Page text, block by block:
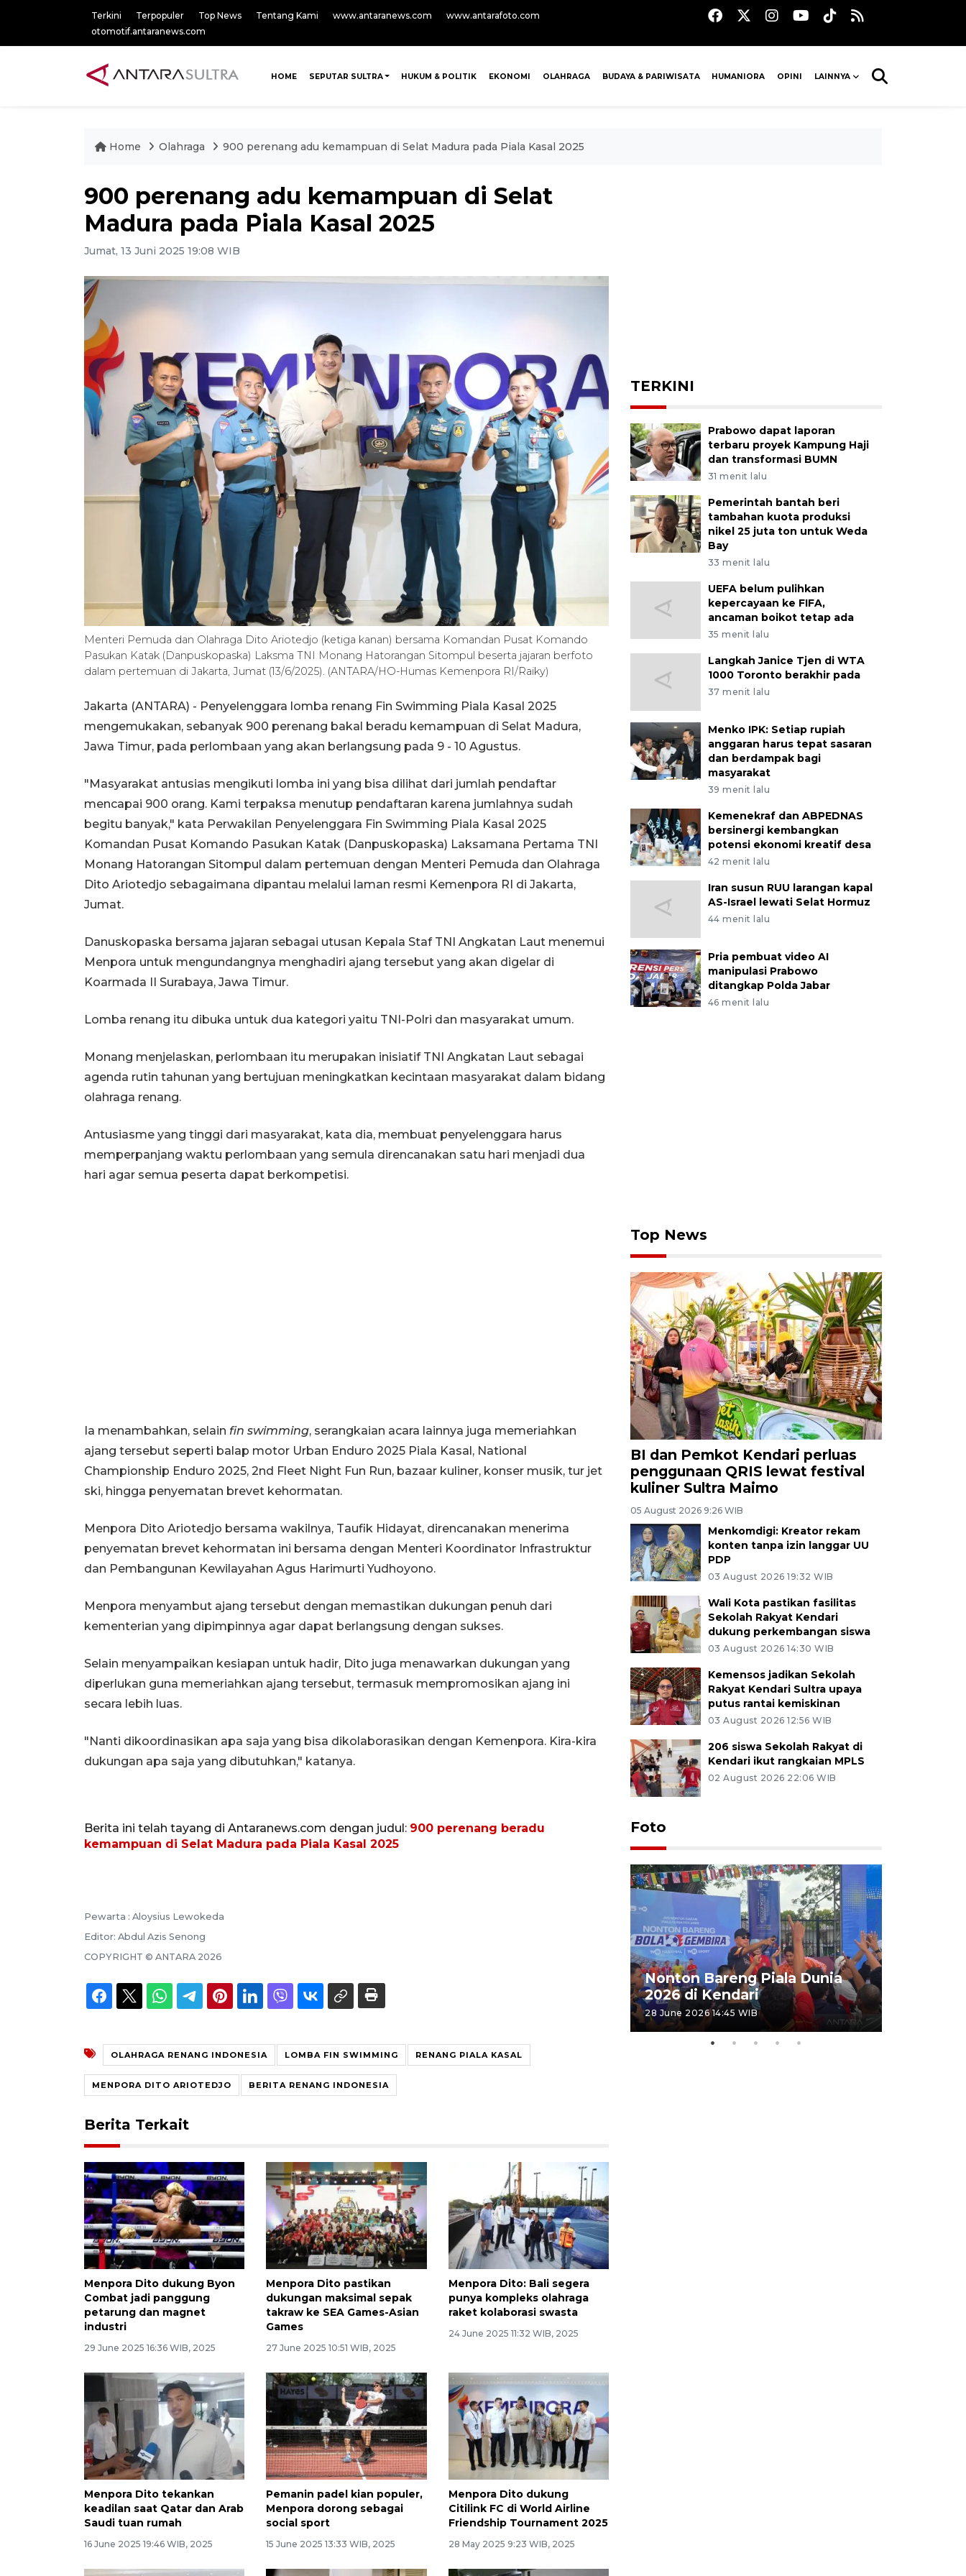
Terkini Terpopuler Top News Tentang Kami www.antaranews.com
www.antarafoto.com
otomotif.antaranews.com
HOME SEPUTAR SULTRA HUKUM & POLITIK EKONOMI OLAHRAGA BUDAYA & PARIWISATA HUMANIORA OPINI LAINNYA
Home Olahraga 900 perenang adu kemampuan di Selat Madura pada Piala Kasal 2025
900 perenang adu kemampuan di Selat
Madura pada Piala Kasal 2025
Jumat, 13 Juni 2025 19:08 WIB
Menteri Pemuda dan Olahraga Dito Ariotedjo (ketiga kanan) bersama Komandan Pusat Komando
Pasukan Katak (Danpuskopaska) Laksma TNI Monang Hatorangan Sitompul beserta jajaran berfoto
dalam pertemuan di Jakarta, Jumat (13/6/2025). (ANTARA/HO-Humas Kemenpora RI/Raiky)
Jakarta (ANTARA) - Penyelenggara lomba renang Fin Swimming Piala Kasal 2025
mengemukakan, sebanyak 900 perenang bakal beradu kemampuan di Selat Madura,
Jawa Timur, pada perlombaan yang akan berlangsung pada 9 - 10 Agustus.
"Masyarakat antusias mengikuti lomba ini yang bisa dilihat dari jumlah pendaftar
mencapai 900 orang. Kami terpaksa menutup pendaftaran karena jumlahnya sudah
begitu banyak," kata Perwakilan Penyelenggara Fin Swimming Piala Kasal 2025
Komandan Pusat Komando Pasukan Katak (Danpuskopaska) Laksamana Pertama TNI
Monang Hatorangan Sitompul dalam pertemuan dengan Menteri Pemuda dan Olahraga
Dito Ariotedjo sebagaimana dipantau melalui laman resmi Kemenpora RI di Jakarta,
Jumat.
Danuskopaska bersama jajaran sebagai utusan Kepala Staf TNI Angkatan Laut menemui
Menpora untuk mengundangnya menghadiri ajang tersebut yang akan digelar di
Koarmada II Surabaya, Jawa Timur.
Lomba renang itu dibuka untuk dua kategori yaitu TNI-Polri dan masyarakat umum.
Monang menjelaskan, perlombaan itu merupakan inisiatif TNI Angkatan Laut sebagai
agenda rutin tahunan yang bertujuan meningkatkan kecintaan masyarakat dalam bidang
olahraga renang.
Antusiasme yang tinggi dari masyarakat, kata dia, membuat penyelenggara harus
memperpanjang waktu perlombaan yang semula direncanakan satu hari menjadi dua
hari agar semua peserta dapat berkompetisi.
Ia menambahkan, selain fin swimming, serangkaian acara lainnya juga memeriahkan
ajang tersebut seperti balap motor Urban Enduro 2025 Piala Kasal, National
Championship Enduro 2025, 2nd Fleet Night Fun Run, bazaar kuliner, konser musik, tur jet
ski, hingga penyematan brevet kehormatan.
Menpora Dito Ariotedjo bersama wakilnya, Taufik Hidayat, direncanakan menerima
penyematan brevet kehormatan ini bersama dengan Menteri Koordinator Infrastruktur
dan Pembangunan Kewilayahan Agus Harimurti Yudhoyono.
Menpora menyambut ajang tersebut dengan memastikan dukungan penuh dari
kementerian yang dipimpinnya agar dapat berlangsung dengan sukses.
Selain menyampaikan kesiapan untuk hadir, Dito juga menawarkan dukungan yang
diperlukan guna memeriahkan ajang tersebut, termasuk mempromosikan ajang ini
secara lebih luas.
"Nanti dikoordinasikan apa saja yang bisa dikolaborasikan dengan Kemenpora. Kira-kira
dukungan apa saja yang dibutuhkan," katanya.
Berita ini telah tayang di Antaranews.com dengan judul: 900 perenang beradu
kemampuan di Selat Madura pada Piala Kasal 2025
Pewarta : Aloysius Lewokeda
Editor: Abdul Azis Senong
COPYRIGHT © ANTARA 2026
OLAHRAGA RENANG INDONESIA LOMBA FIN SWIMMING RENANG PIALA KASAL
MENPORA DITO ARIOTEDJO BERITA RENANG INDONESIA
Berita Terkait
Menpora Dito dukung Byon
Combat jadi panggung
petarung dan magnet
industri
29 June 2025 16:36 WIB, 2025
Menpora Dito pastikan
dukungan maksimal sepak
takraw ke SEA Games-Asian
Games
27 June 2025 10:51 WIB, 2025
Menpora Dito: Bali segera
punya kompleks olahraga
raket kolaborasi swasta
24 June 2025 11:32 WIB, 2025
Menpora Dito tekankan
keadilan saat Qatar dan Arab
Saudi tuan rumah
16 June 2025 19:46 WIB, 2025
Pemanin padel kian populer,
Menpora dorong sebagai
social sport
15 June 2025 13:33 WIB, 2025
Menpora Dito dukung
Citilink FC di World Airline
Friendship Tournament 2025
28 May 2025 9:23 WIB, 2025
TERKINI
Prabowo dapat laporan
terbaru proyek Kampung Haji
dan transformasi BUMN
31 menit lalu
Pemerintah bantah beri
tambahan kuota produksi
nikel 25 juta ton untuk Weda
Bay
33 menit lalu
UEFA belum pulihkan
kepercayaan ke FIFA,
ancaman boikot tetap ada
35 menit lalu
Langkah Janice Tjen di WTA
1000 Toronto berakhir pada
37 menit lalu
Menko IPK: Setiap rupiah
anggaran harus tepat sasaran
dan berdampak bagi
masyarakat
39 menit lalu
Kemenekraf dan ABPEDNAS
bersinergi kembangkan
potensi ekonomi kreatif desa
42 menit lalu
Iran susun RUU larangan kapal
AS-Israel lewati Selat Hormuz
44 menit lalu
Pria pembuat video AI
manipulasi Prabowo
ditangkap Polda Jabar
46 menit lalu
Top News
BI dan Pemkot Kendari perluas
penggunaan QRIS lewat festival
kuliner Sultra Maimo
05 August 2026 9:26 WIB
Menkomdigi: Kreator rekam
konten tanpa izin langgar UU
PDP
03 August 2026 19:32 WIB
Wali Kota pastikan fasilitas
Sekolah Rakyat Kendari
dukung perkembangan siswa
03 August 2026 14:30 WIB
Kemensos jadikan Sekolah
Rakyat Kendari Sultra upaya
putus rantai kemiskinan
03 August 2026 12:56 WIB
206 siswa Sekolah Rakyat di
Kendari ikut rangkaian MPLS
02 August 2026 22:06 WIB
Foto
Nonton Bareng Piala Dunia
2026 di Kendari
28 June 2026 14:45 WIB